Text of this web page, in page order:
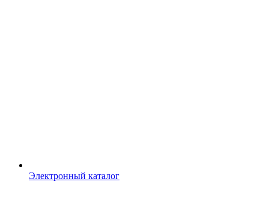
Электронный каталог